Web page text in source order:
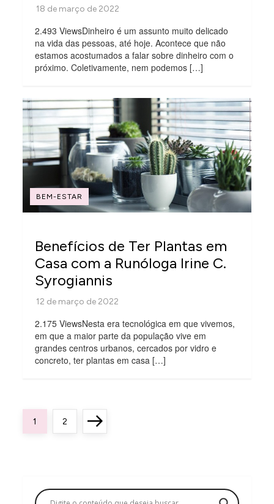
2.493 ViewsDinheiro é um assunto muito delicado
na vida das pessoas, até hoje. Acontece que não
estamos acostumados a falar sobre dinheiro com o
próximo. Coletivamente, nem podemos […]
BEM-ESTAR
Benefícios de Ter Plantas em
Casa com a Runóloga Irine C.
Syrogiannis
2.175 ViewsNesta era tecnológica em que vivemos,
em que a maior parte da população vive em
grandes centros urbanos, cercados por vidro e
concreto, ter plantas em casa […]
P
a
Page
1 Page
2 Next